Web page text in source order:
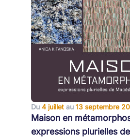
Du 4 juillet au 13 septembre
Maison en
expressions plurielles